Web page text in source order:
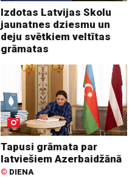
Izdotas Latvijas Skolu
jaunatnes dziesmu un
deju svētkiem veltītas
grāmatas
Tapusi grāmata par
latviešiem Azerbaidžānā
© DIENA